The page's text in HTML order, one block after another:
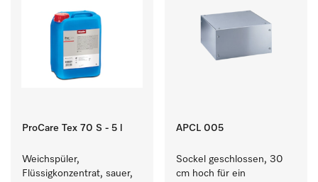
ProCare Tex 70 S - 5 l
Weichspüler,
Flüssigkonzentrat, sauer,
APCL 005
Sockel geschlossen, 30
cm hoch für ein